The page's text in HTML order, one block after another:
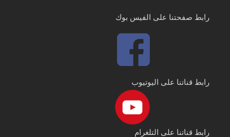
رابط صفحتنا على الفيس بوك
رابط قناتنا على اليوتيوب
رابط قناتنا على التلغرام